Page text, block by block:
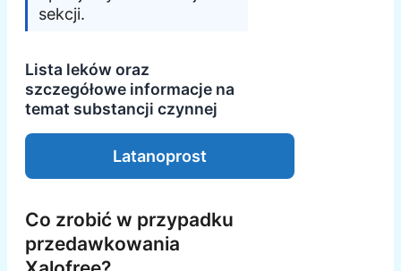
sekcji.
Lista leków oraz
szczegółowe informacje na
temat substancji czynnej
Latanoprost
Co zrobić w przypadku
przedawkowania